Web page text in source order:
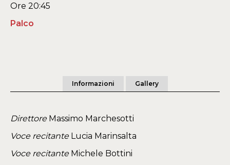
Ore 20:45
Palco
Informazioni Gallery
Direttore Massimo Marchesotti
Voce recitante Lucia Marinsalta
Voce recitante Michele Bottini